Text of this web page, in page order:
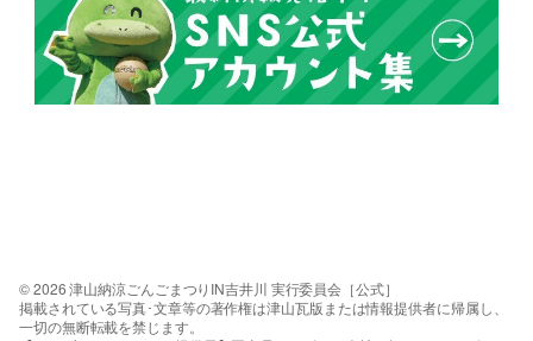
© 2026 津山納涼ごんごまつりIN吉井川 実行委員会［公式］
掲載されている写真･文章等の著作権は津山瓦版または情報提供者に帰属し、
一切の無断転載を禁じます。